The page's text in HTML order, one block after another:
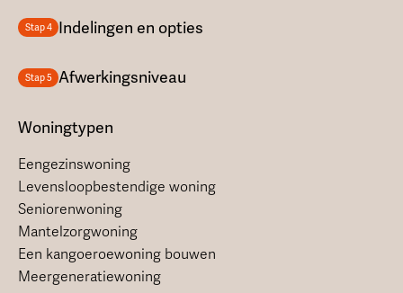
Stap 4 Indelingen en opties
Stap 5 Afwerkingsniveau
Woningtypen
Eengezinswoning
Levensloopbestendige woning
Seniorenwoning
Mantelzorgwoning
Een kangoeroewoning bouwen
Meergeneratiewoning